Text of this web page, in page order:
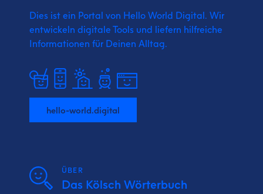
Dies ist ein Portal von Hello World Digital. Wir
entwickeln digitale Tools und liefern hilfreiche
Informationen für Deinen Alltag.
hello-world.digital
ÜBER
Das Kölsch Wörterbuch